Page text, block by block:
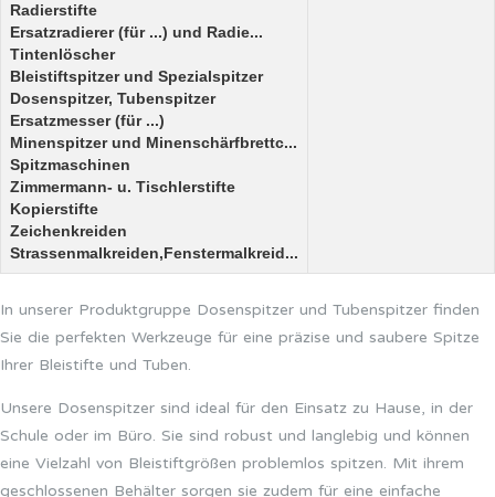
Radierstifte
Ersatzradierer (für ...) und Radie...
Tintenlöscher
Bleistiftspitzer und Spezialspitzer
Dosenspitzer, Tubenspitzer
Ersatzmesser (für ...)
Minenspitzer und Minenschärfbrettc...
Spitzmaschinen
Zimmermann- u. Tischlerstifte
Kopierstifte
Zeichenkreiden
Strassenmalkreiden,Fenstermalkreid...
In unserer Produktgruppe Dosenspitzer und Tubenspitzer finden
Sie die perfekten Werkzeuge für eine präzise und saubere Spitze
Ihrer Bleistifte und Tuben.
Unsere Dosenspitzer sind ideal für den Einsatz zu Hause, in der
Schule oder im Büro. Sie sind robust und langlebig und können
eine Vielzahl von Bleistiftgrößen problemlos spitzen. Mit ihrem
geschlossenen Behälter sorgen sie zudem für eine einfache